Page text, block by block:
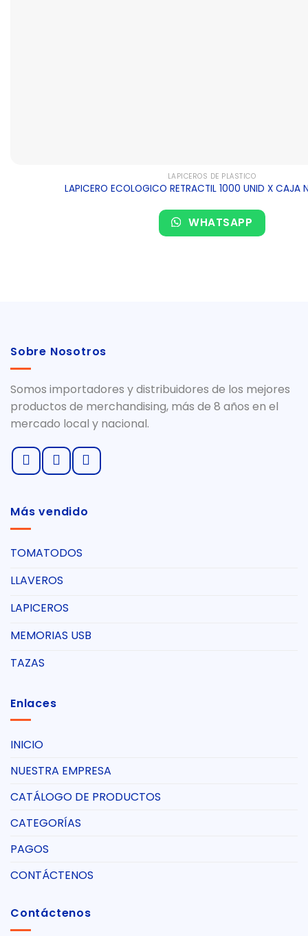
LAPICEROS DE PLÁSTICO
LAPICERO ECOLOGICO RETRACTIL 1000 UNID X CAJA
WHATSAPP
Sobre Nosotros
Somos importadores y distribuidores de los mejores
productos de merchandising, más de 8 años en el
mercado local y nacional.
Más vendido
TOMATODOS
LLAVEROS
LAPICEROS
MEMORIAS USB
TAZAS
Enlaces
INICIO
NUESTRA EMPRESA
CATÁLOGO DE PRODUCTOS
CATEGORÍAS
PAGOS
CONTÁCTENOS
Contáctenos